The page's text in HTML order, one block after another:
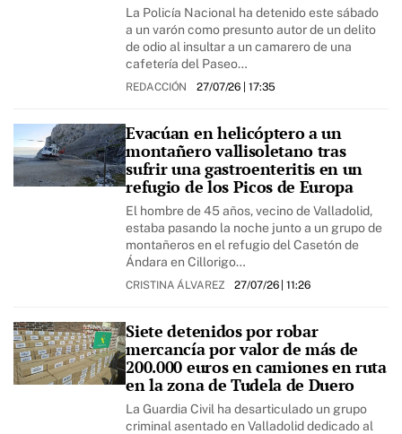
La Policía Nacional ha detenido este sábado
a un varón como presunto autor de un delito
de odio al insultar a un camarero de una
cafetería del Paseo…
REDACCIÓN 27/07/26 | 17:35
Evacúan en helicóptero a un
montañero vallisoletano tras
sufrir una gastroenteritis en un
refugio de los Picos de Europa
El hombre de 45 años, vecino de Valladolid,
estaba pasando la noche junto a un grupo de
montañeros en el refugio del Casetón de
Ándara en Cillorigo…
CRISTINA ÁLVAREZ 27/07/26| 11:26
Siete detenidos por robar
mercancía por valor de más de
200.000 euros en camiones en ruta
en la zona de Tudela de Duero
La Guardia Civil ha desarticulado un grupo
criminal asentado en Valladolid dedicado al